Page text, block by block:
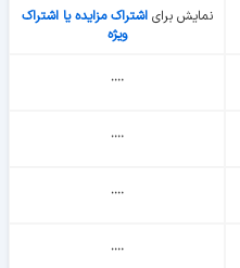
نمایش برایاشتراک مزایده یا اشتراک
ویژه
᠁
᠁
᠁
᠁